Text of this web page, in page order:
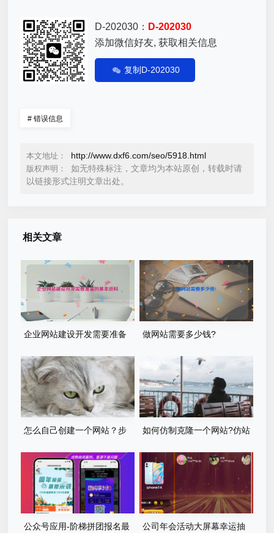
D-202030： D-202030
添加微信好友, 获取相关信息
复制D-202030
# 错误信息
本文地址： http://www.dxf6.com/seo/5918.html
版权声明：
如无特殊标注，文章均为本站原创，转载时请
以链接形式注明文章出处。
相关文章
企业网站建设开发需要准备
做网站需要多少钱?
怎么自己创建一个网站？步
如何仿制克隆一个网站?仿站
公众号应用-阶梯拼团报名最
公司年会活动大屏幕幸运抽